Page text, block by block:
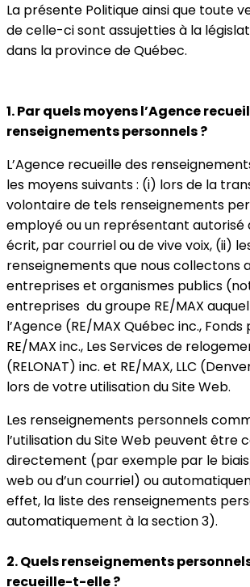
La présente Politique ainsi que toute
de celle-ci sont assujetties à la
dans la province de Québec.
1. Par quels moyens l’Agence
renseignements personnels ?
L’Agence recueille des
les moyens suivants : (i) lors de la
volontaire de tels renseignements
employé ou un représentant autorisé
écrit, par courriel ou de vive voix, (ii)
renseignements que nous collectons
entreprises et organismes publics
entreprises du groupe RE/MAX
l’Agence (RE/MAX Québec inc.,
RE/MAX inc., Les Services de
(RELONAT) inc. et RE/MAX, LLC
lors de votre utilisation du Site Web.
Les renseignements personnels
l’utilisation du Site Web peuvent être
directement (par exemple par le biais
web ou d’un courriel) ou
effet, la liste des renseignements
automatiquement à la section 3).
2. Quels renseignements
recueille-t-elle ?